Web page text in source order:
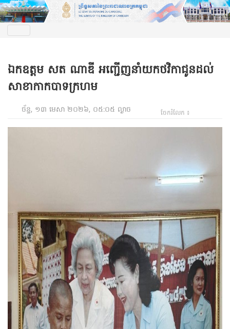
ឯកឧត្តម សត ណាឌី អញ្ជើញនាំយកថវិកាជូនដល់
សាខាកាកបាទក្រហម
ច័ន្ទ, ១៣ មេសា ២០២៦, ០៥:០៥ ល្ងាច ចែករំលែក ៖